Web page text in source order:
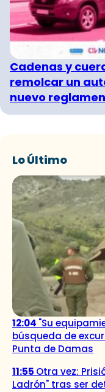
Cadenas y
remolcar un
nuevo
Lo Último
12:04 "Su
búsqueda de
Punta de Damas
11:55 Otra vez:
Ladrón" tras ser